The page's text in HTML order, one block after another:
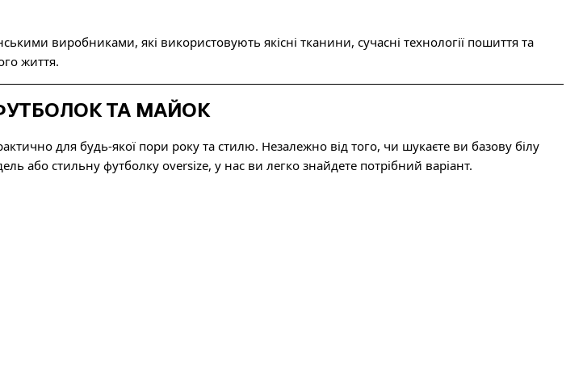
виробниками, які використовують якісні тканини, сучасні технології пошиття та
життя.
ТА МАЙОК
для будь-якої пори року та стилю. Незалежно від того, чи шукаєте ви базову білу
або стильну футболку oversize, у нас ви легко знайдете потрібний варіант.